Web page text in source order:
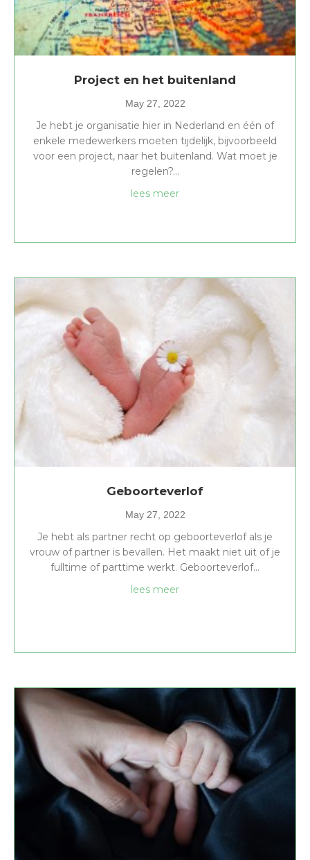
Project en het buitenland
May 27, 2022
Je hebt je organisatie hier in Nederland en één of
enkele medewerkers moeten tijdelijk, bijvoorbeeld
voor een project, naar het buitenland. Wat moet je
regelen?…
lees meerabout Project en het
Geboorteverlof
May 27, 2022
Je hebt als partner recht op geboorteverlof als je
vrouw of partner is bevallen. Het maakt niet uit of je
fulltime of parttime werkt. Geboorteverlof…
lees meerabout Geboorteverlof